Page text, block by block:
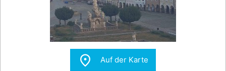
 Auf der Karte